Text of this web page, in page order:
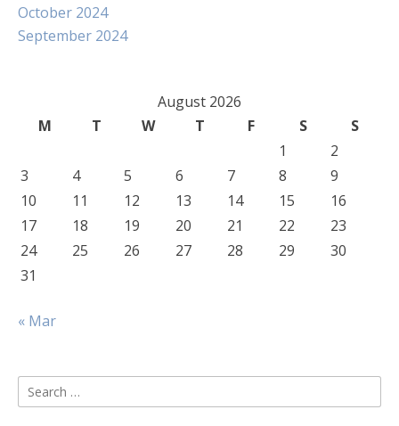
October 2024
September 2024
August 2026
M
T W T F S
S
1
2
3
4 5 6 7 8
9
10
11 12 13 14 15
16
17
18 19 20 21 22
23
24
25 26 27 28 29
30
31
« Mar
Search
for: